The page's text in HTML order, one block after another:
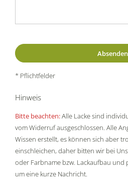
* Pflichtfelder
Hinweis
Bitte beachten:Alle Lacke sind
vom Widerruf ausgeschlossen. Alle
Wissen erstellt, es können sich aber
einschleichen, daher bitten wir bei
oder Farbname bzw. Lackaufbau
um eine kurze Nachricht.